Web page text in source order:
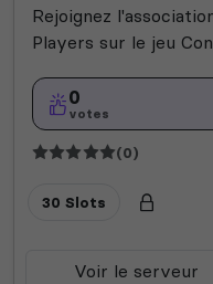
Rejoignez
Players sur le jeu
0
votes
(0)
30 Slots
Voir le serveur